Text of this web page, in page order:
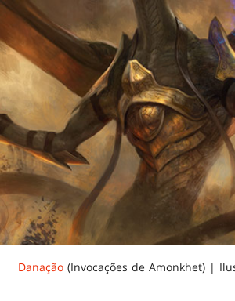
Danação (Invocações de Amonkhet) |